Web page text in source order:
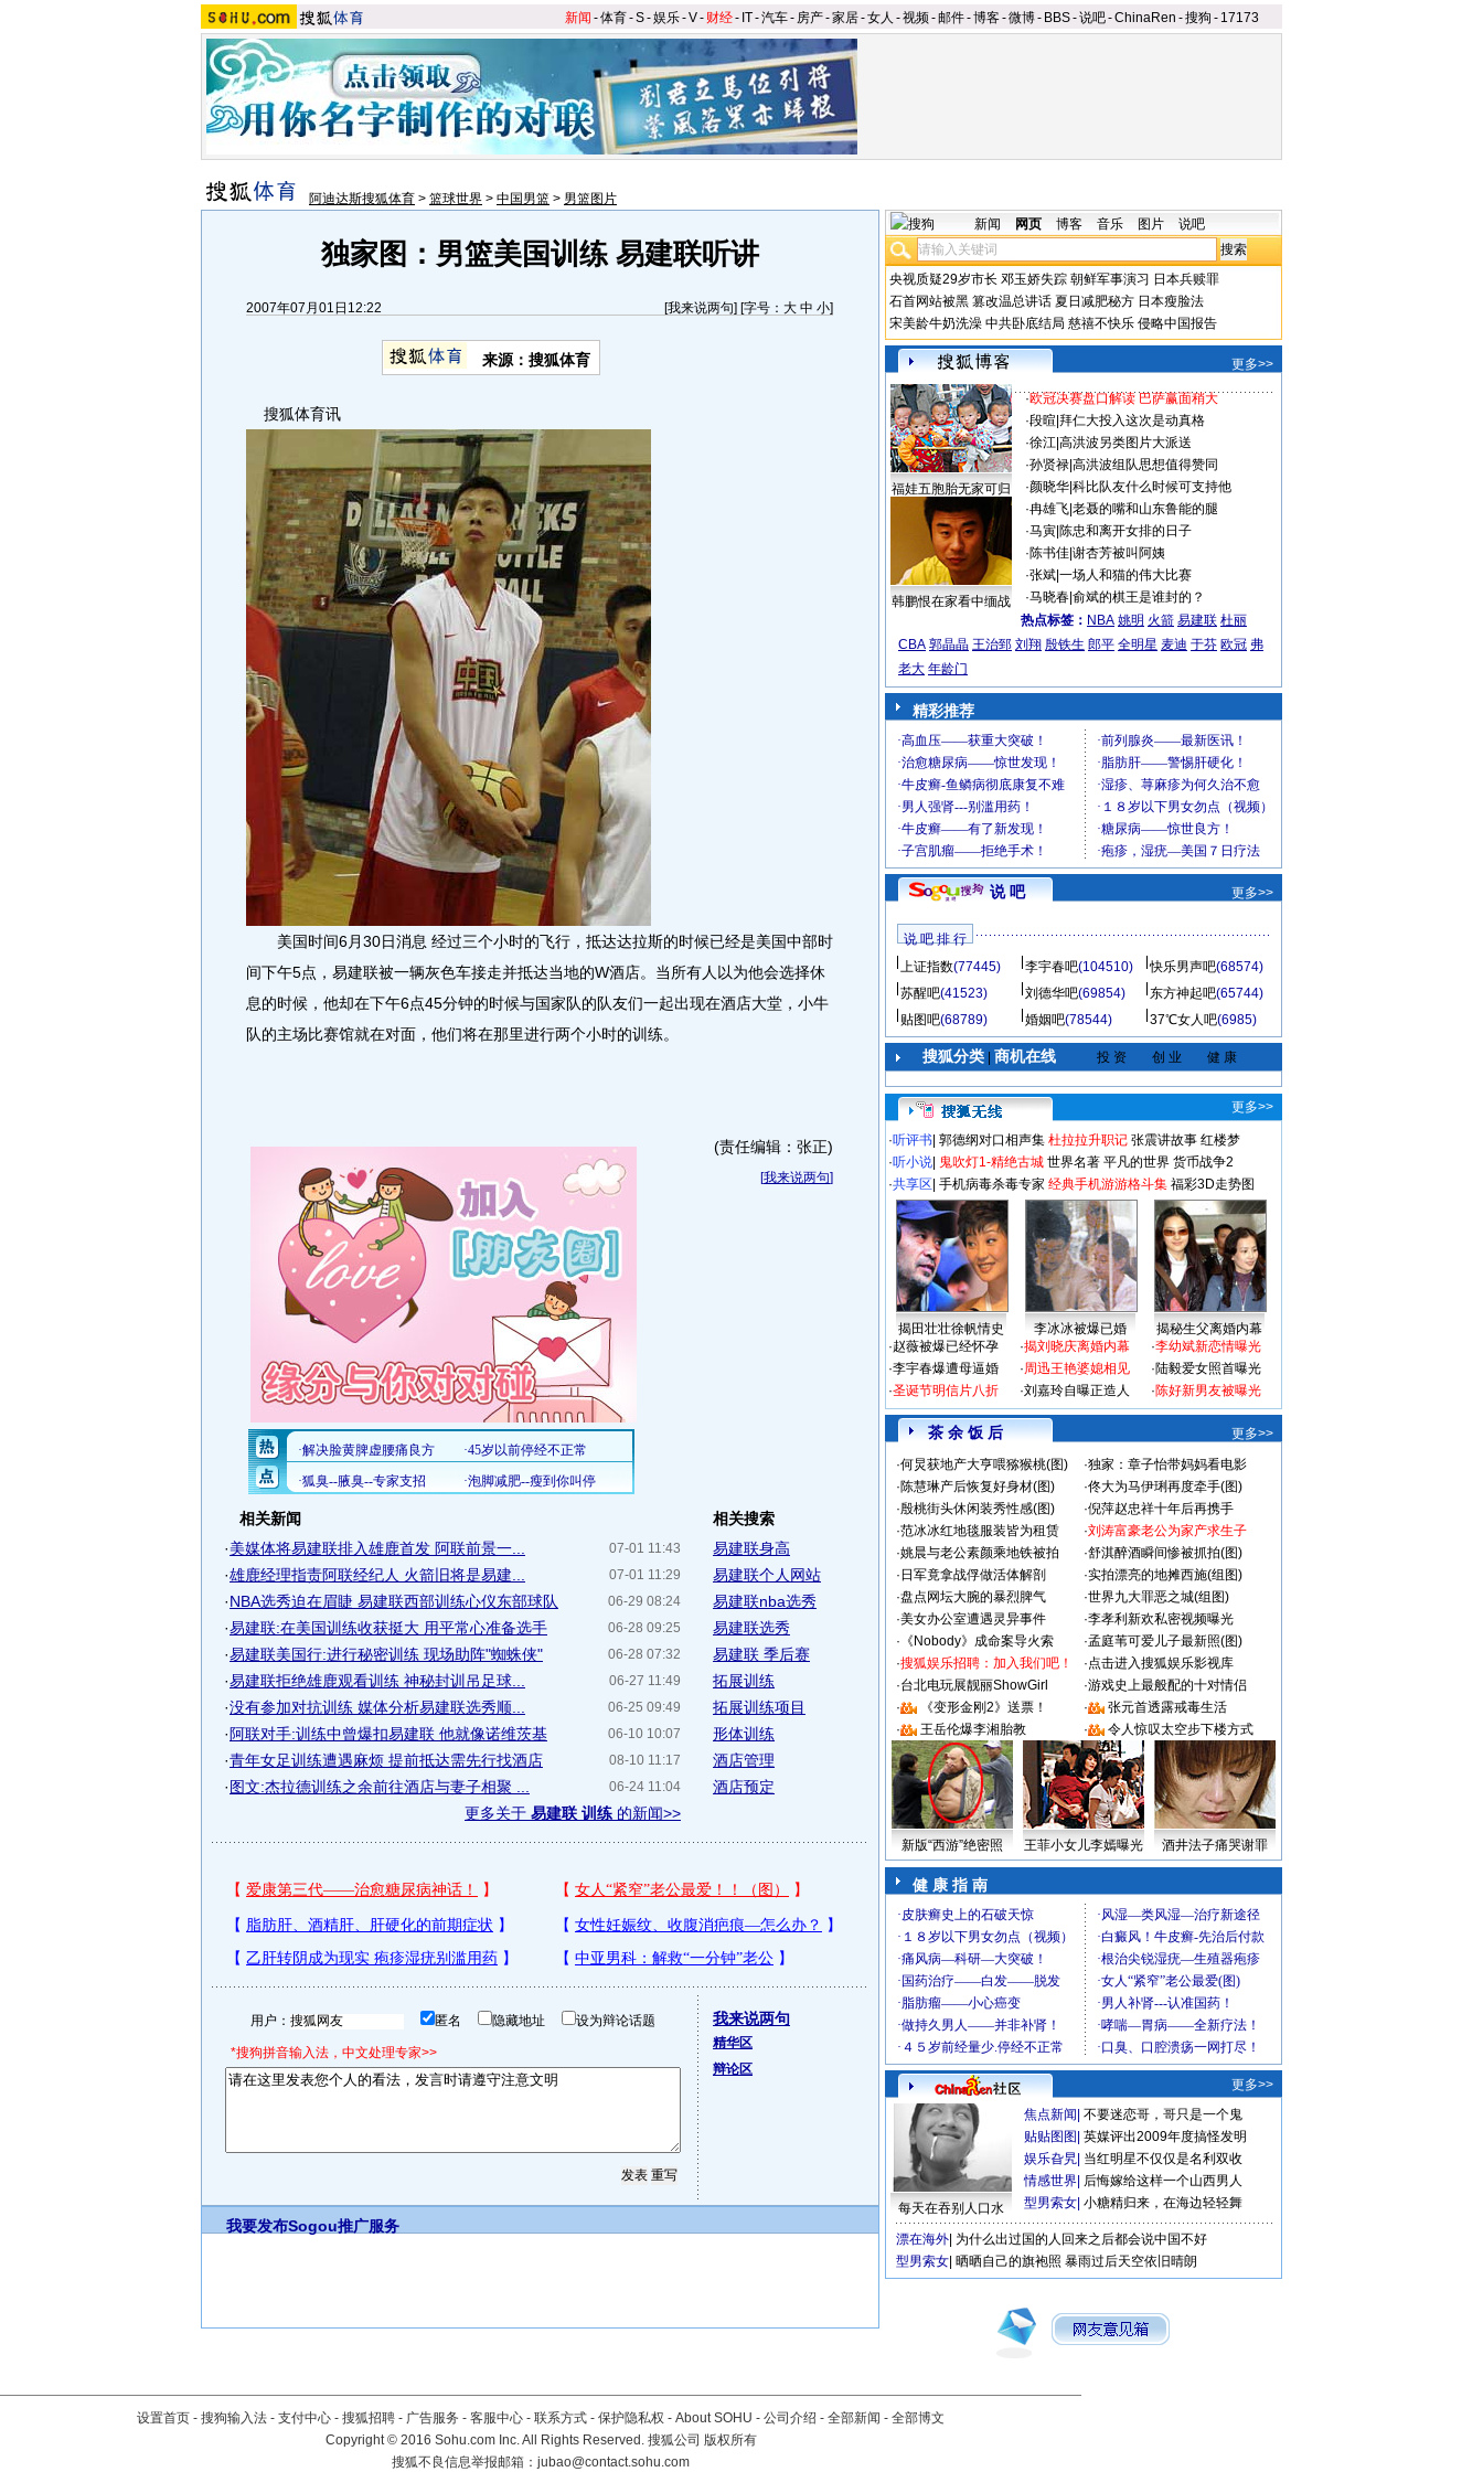
新闻 -体育-S-娱乐-V- 财经- IT-汽车- 房产-家居-女人 -视频-邮件-博客-微博- BBS-说吧-ChinaRen -搜狗 - 17173
阿迪达斯搜狐体育 > 篮球世界 > 中国男篮 > 男篮图片
独家图：男篮美国训练 易建联听讲
2007年07月01日12:22 [我来说两句] [字号： 大 中 小]
来源：搜狐体育
搜狐体育讯
美国时间6月30日消息 经过三个小时的飞行，抵达达拉斯的时候已经是美国中部时
间下午5点，易建联被一辆灰色车接走并抵达当地的W酒店。当所有人以为他会选择休
息的时候，他却在下午6点45分钟的时候与国家队的队友们一起出现在酒店大堂，小牛
队的主场比赛馆就在对面，他们将在那里进行两个小时的训练。
(责任编辑：张正)
[我来说两句]
相关新闻
07-01 11:43
·美媒体将易建联排入雄鹿首发 阿联前景一...
07-01 11:29
·雄鹿经理指责阿联经纪人 火箭旧将是易建...
06-29 08:24
·NBA选秀迫在眉睫 易建联西部训练心仪东部球队
06-28 09:25
·易建联:在美国训练收获挺大 用平常心准备选手
06-28 07:32
·易建联美国行:进行秘密训练 现场助阵"蜘蛛侠"
06-27 11:49
·易建联拒绝雄鹿观看训练 神秘封训吊足球...
06-25 09:49
·没有参加对抗训练 媒体分析易建联选秀顺...
06-10 10:07
· 阿联对手:训练中曾爆扣易建联 他就像诺维茨基
08-10 11:17
·青年女足训练遭遇麻烦 提前抵达需先行找酒店
06-24 11:04
·图文:杰拉德训练之余前往酒店与妻子相聚 ...
更多关于 易建联 训练 的新闻>>
相关搜索
易建联身高
易建联个人网站
易建联nba选秀
易建联选秀
易建联 季后赛
拓展训练
拓展训练项目
形体训练
酒店管理
酒店预定
用户： 匿名 隐藏地址 设为辩论话题
*搜狗拼音输入法，中文处理专家>>
我来说两句
精华区
辩论区
我要发布Sogou推广服务
新闻 网页 博客 音乐 图片 说吧
央视质疑29岁市长 邓玉娇失踪 朝鲜军事演习 日本兵赎罪
石首网站被黑 篡改温总讲话 夏日减肥秘方 日本瘦脸法
宋美龄牛奶洗澡 中共卧底结局 慈禧不快乐 侵略中国报告
更多>>
福娃五胞胎无家可归
韩鹏恨在家看中缅战
·欧冠决赛盘口解读 巴萨赢面稍大
·段暄 拜仁大投入这次是动真格
·徐江| 高洪波另类图片大派送
·孙贤禄| 高洪波组队思想值得赞同
·颜晓华| 科比队友什么时候可支持他
·冉雄飞| 老聂的嘴和山东鲁能的腿
·马寅| 陈忠和离开女排的日子
·陈书佳| 谢杏芳被叫阿姨
·张斌| 一场人和猫的伟大比赛
·马晓春| 俞斌的棋王是谁封的？
热点标签： NBA 姚明 火箭 易建联 杜丽
CBA 郭晶晶 王治郅 刘翔 殷铁生 郎平 全明星 麦迪 于芬 欧冠 弗
老大 年龄门
精彩推荐
说 吧 更多>>
说 吧 排 行
上证指数(77445) 李宇春吧(104510) 快乐男声吧(68574)
苏醒吧(41523) 刘德华吧(69854) 东方神起吧(65744)
贴图吧(68789) 婚姻吧(78544) 37℃女人吧(6985)
搜狐分类| 商机在线 投 资 创 业 健 康
更多>>
·听评书 郭德纲对口相声集 杜拉拉升职记 张震讲故事 红楼梦
·听小说 鬼吹灯1-精绝古城 世界名著 平凡的世界 货币战争2
·共享区 手机病毒杀毒专家 经典手机游游格斗集 福彩3D走势图
揭田壮壮徐帆情史 李冰冰被爆已婚
揭秘生父离婚内幕
·赵薇被爆已经怀孕
·李宇春爆遭母逼婚
·圣诞节明信片八折
·揭刘晓庆离婚内幕
·周迅王艳婆媳相见
·刘嘉玲自曝正造人
·李幼斌新恋情曝光
·陆毅爱女照首曝光
·陈好新男友被曝光
茶 余 饭 后
更多>>
·何炅获地产大亨喂猕猴桃(图) ·独家：章子怡带妈妈看电影
·陈慧琳产后恢复好身材(图) ·佟大为马伊琍再度牵手(图)
·殷桃街头休闲装秀性感(图) ·倪萍赵忠祥十年后再携手
·范冰冰红地毯服装皆为租赁 ·刘涛富豪老公为家产求生子
·姚晨与老公素颜乘地铁被拍 ·舒淇醉酒瞬间惨被抓拍(图)
· 日军竟拿战俘做活体解剖 ·实拍漂亮的地摊西施(组图)
·盘点网坛大腕的暴烈脾气 ·世界九大罪恶之城(组图)
·美女办公室遭遇灵异事件 ·李孝利新欢私密视频曝光
· 《Nobody》成命案导火索 ·孟庭苇可爱儿子最新照(图)
·搜狐娱乐招聘：加入我们吧！ ·点击进入搜狐娱乐影视库
·台北电玩展靓丽ShowGirl ·游戏史上最般配的十对情侣
·
《变形金刚2》送票！ ·
张元首透露戒毒生活
·
王岳伦爆李湘胎教 · 令人惊叹太空步下楼方式
新版“西游”绝密照 王菲小女儿李嫣曝光 酒井法子痛哭谢罪
健 康 指 南
更多>>
每天在吞别人口水
焦点新闻 不要迷恋哥，哥只是一个鬼
贴贴图图 英媒评出2009年度搞怪发明
娱乐旮旯 当红明星不仅仅是名利双收
情感世界 后悔嫁给这样一个山西男人
型男索女 小糖精归来，在海边轻轻舞
漂在海外 为什么出过国的人回来之后都会说中国不好
型男索女 晒晒自己的旗袍照 暴雨过后天空依旧晴朗
设置首页 - 搜狗输入法 - 支付中心 - 搜狐招聘 - 广告服务 - 客服中心 - 联系方式 - 保护隐私权 - About SOHU - 公司介绍 - 全部新闻 - 全部博文
Copyright©2016 Sohu.com Inc. All Rights Reserved. 搜狐公司 版权所有
搜狐不良信息举报邮箱： jubao@contact.sohu.com